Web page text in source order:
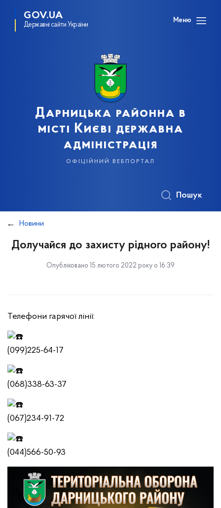
GOV.UA
Державні сайти України
Меню
Дарницька районна в
місті Києві державна
адміністрація
офіційний вебпортал
Пошук
Новини
Долучайся до захисту рідного району!
Опубліковано 15 лютого 2022 року о 16:39
Телефони гарячої лінії:
(099)225-64-17
(068)338-63-37
(067)234-91-72
(044)566-50-93